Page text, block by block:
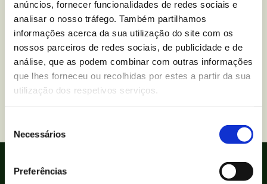
anúncios, fornecer funcionalidades de redes sociais e
analisar o nosso tráfego. Também partilhamos
informações acerca da sua utilização do site com os
nossos parceiros de redes sociais, de publicidade e de
análise, que as podem combinar com outras informações
que lhes forneceu ou recolhidas por estes a partir da sua
utilização dos respetivos serviços.
Necessários
Preferências
Mensaje enviado con éxito
Muchas gracias por contactar. Tu opinión es
muy importante para nosotros.
Volver a contacto